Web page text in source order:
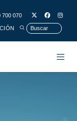
700 070